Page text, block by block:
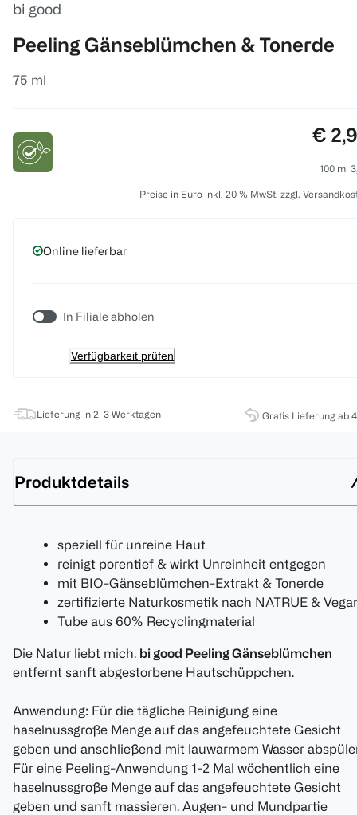
bi good
Peeling Gänseblümchen & Tonerde
75 ml
€
100 ml
Preise in Euro inkl. 20 % MwSt. zzgl.
Online lieferbar
In Filiale abholen
Verfügbarkeit prüfen
Lieferung in 2-3 Werktagen Gratis Lieferung ab
Produktdetails
speziell für unreine Haut
reinigt porentief & wirkt Unreinheit entgegen
mit BIO-Gänseblümchen-Extrakt & Tonerde
zertifizierte Naturkosmetik nach NATRUE &
Tube aus 60% Recyclingmaterial
Die Natur liebt mich. bi good Peeling Gänseblümchen
entfernt sanft abgestorbene Hautschüppchen.
Anwendung: Für die tägliche Reinigung eine
haselnussgroße Menge auf das angefeuchtete Gesicht
geben und anschließend mit lauwarmem Wasser
Für eine Peeling-Anwendung 1-2 Mal wöchentlich eine
haselnussgroße Menge auf das angefeuchtete Gesicht
geben und sanft massieren. Augen- und Mundpartie